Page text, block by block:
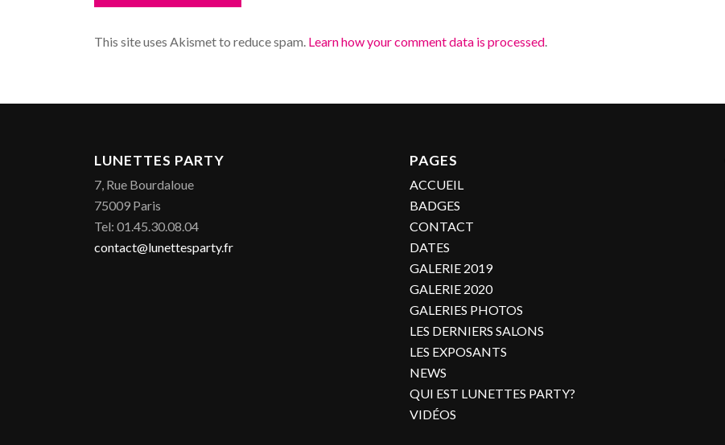
This site uses Akismet to reduce spam. Learn how your comment data is processed.
LUNETTES PARTY
7, Rue Bourdaloue
75009 Paris
Tel: 01.45.30.08.04
contact@lunettesparty.fr
PAGES
ACCUEIL
BADGES
CONTACT
DATES
GALERIE 2019
GALERIE 2020
GALERIES PHOTOS
LES DERNIERS SALONS
LES EXPOSANTS
NEWS
QUI EST LUNETTES PARTY?
VIDÉOS